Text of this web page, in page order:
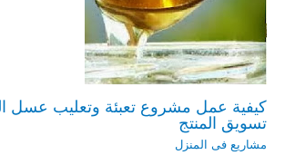
كيفية عمل مشروع تعبئة وتعليب عسل
تسويق المنتج
مشاريع فى المنزل